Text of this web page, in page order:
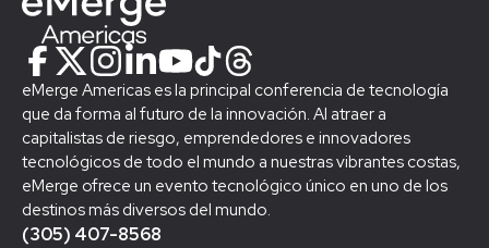
eMerge Americas es la principal conferencia de tecnología
que da forma al futuro de la innovación. Al atraer a
capitalistas de riesgo, emprendedores e innovadores
tecnológicos de todo el mundo a nuestras vibrantes costas,
eMerge ofrece un evento tecnológico único en uno de los
destinos más diversos del mundo.
(305) 407-8568